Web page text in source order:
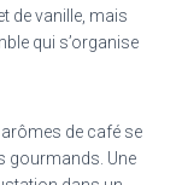
de vanille, mais
qui s’organise
de café se
gourmands. Une